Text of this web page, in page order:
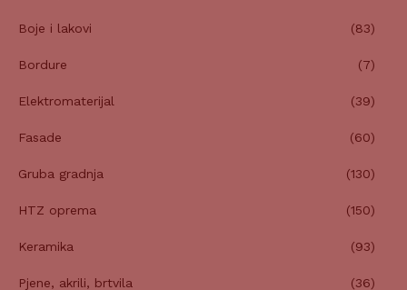
Boje i lakovi (83)
Bordure (7)
Elektromaterijal (39)
Fasade (60)
Gruba gradnja (130)
HTZ oprema (150)
Keramika (93)
Pjene, akrili, brtvila (36)